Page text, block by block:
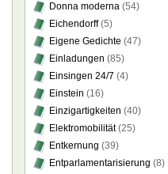
Donna moderna (54)
Eichendorff(5)
Eigene Gedichte (47)
Einladungen (85)
Einsingen 24/7 (4)
Einstein (16)
Einzigartigkeiten (40)
Elektromobilität(25)
Entkernung (39)
Entparlamentarisierung (8)